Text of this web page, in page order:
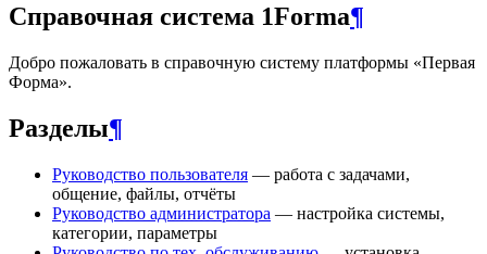
Справочная система 1Forma¶
Добро пожаловать в справочную систему платформы «Первая
Форма».
Разделы¶
Руководство пользователя — работа с задачами,
общение, файлы, отчёты
Руководство администратора — настройка системы,
категории, параметры